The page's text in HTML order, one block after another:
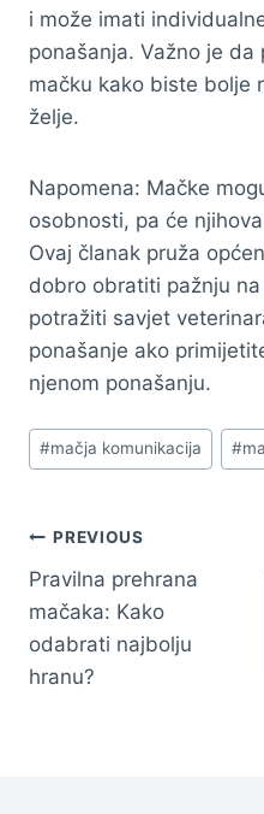
i može imati
ponašanja. Važno je
mačku kako biste bolje
želje.
Napomena: Mačke
osobnosti, pa će
Ovaj članak pruža
dobro obratiti pažnju na
potražiti savjet
ponašanje ako
njenom ponašanju.
Post
Tags:
#mačja komunikacija #
Navigacija
članaka
PREVIOUS
Pravilna prehrana
mačaka: Kako
odabrati najbolju
hranu?